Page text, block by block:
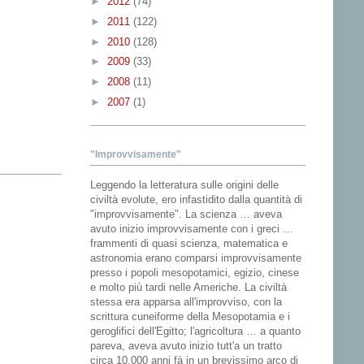
► 2011 (122)
► 2010 (128)
► 2009 (33)
► 2008 (11)
► 2007 (1)
"Improvvisamente"
Leggendo la letteratura sulle origini delle
civiltà evolute, ero infastidito dalla quantità di
"improvvisamente". La scienza … aveva
avuto inizio improvvisamente con i greci …
frammenti di quasi scienza, matematica e
astronomia erano comparsi improvvisamente
presso i popoli mesopotamici, egizio, cinese
e molto più tardi nelle Americhe. La civiltà
stessa era apparsa all'improvviso, con la
scrittura cuneiforme della Mesopotamia e i
geroglifici dell'Egitto; l'agricoltura … a quanto
pareva, aveva avuto inizio tutt'a un tratto
circa 10.000 anni fà in un brevissimo arco di